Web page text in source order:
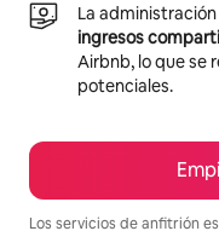
La
ingresos
Airbnb, lo que se
potenciales.
Los servicios de anfitrión